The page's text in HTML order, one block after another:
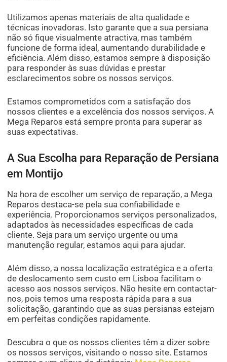
Utilizamos apenas materiais de alta qualidade e
técnicas inovadoras. Isto garante que a sua persiana
não só fique visualmente atractiva, mas também
funcione de forma ideal, aumentando durabilidade e
eficiência. Além disso, estamos sempre à disposição
para responder às suas dúvidas e prestar
esclarecimentos sobre os nossos serviços.
Estamos comprometidos com a satisfação dos
nossos clientes e a excelência dos nossos serviços. A
Mega Reparos está sempre pronta para superar as
suas expectativas.
A Sua Escolha para Reparação de Persiana
em Montijo
Na hora de escolher um serviço de reparação, a Mega
Reparos destaca-se pela sua confiabilidade e
experiência. Proporcionamos serviços personalizados,
adaptados às necessidades específicas de cada
cliente. Seja para um serviço urgente ou uma
manutenção regular, estamos aqui para ajudar.
Além disso, a nossa localização estratégica e a oferta
de deslocamento sem custo em Lisboa facilitam o
acesso aos nossos serviços. Não hesite em contactar-
nos, pois temos uma resposta rápida para a sua
solicitação, garantindo que as suas persianas estejam
em perfeitas condições rapidamente.
Descubra o que os nossos clientes têm a dizer sobre
os nossos serviços, visitando o nosso site. Estamos